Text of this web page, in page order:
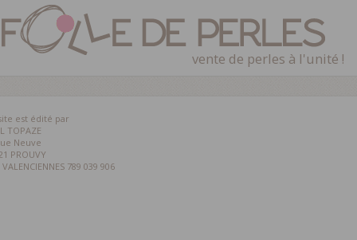
vente de perles à l'unité !
est édité par
TOPAZE
Neuve
PROUVY
VALENCIENNES 789 039 906